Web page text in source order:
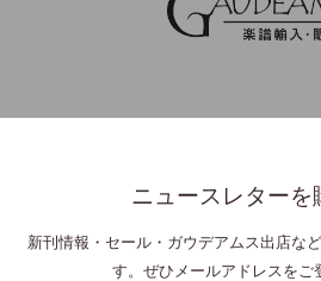
ニュースレターを
新刊情報・セール・ガウデアムス出店な
す。ぜひメールアドレスをご
プライバシーポリシー 特定商取
お問い合わせ